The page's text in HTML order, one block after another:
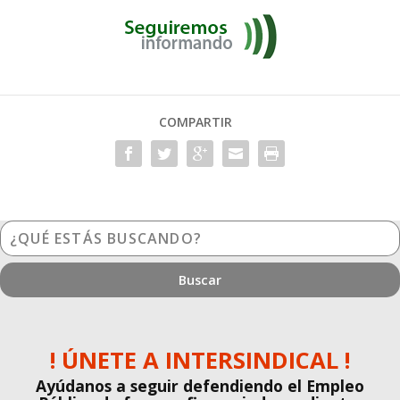
COMPARTIR
¿Qué
estás
buscando?
! ÚNETE A INTERSINDICAL !
Ayúdanos a seguir defendiendo el Empleo